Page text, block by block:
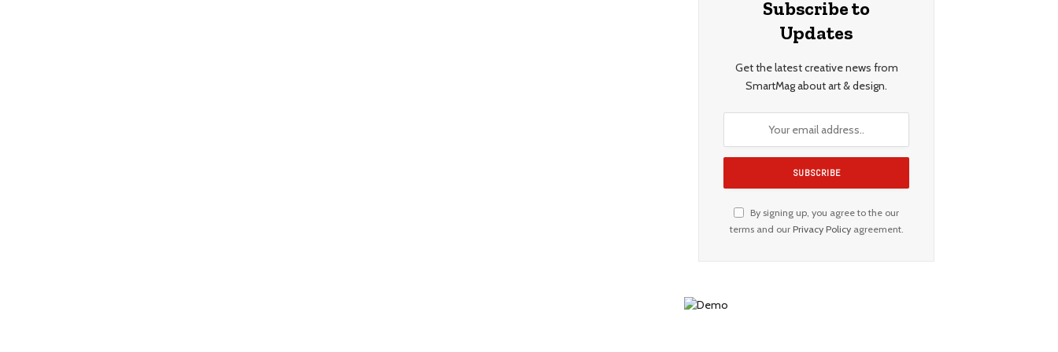
Subscribe to
Updates
Get the latest creative news from
SmartMag about art & design.
By signing up, you agree to the our
terms and our Privacy Policyagreement.